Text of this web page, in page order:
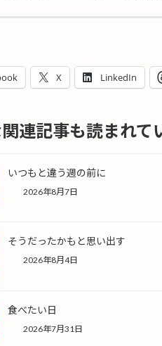
X LinkedIn
連記事も読まれて
いつもと違う週の前に
2026年8月7日
そうだったかもと思い出す
2026年8月4日
食べたい日
2026年7月31日